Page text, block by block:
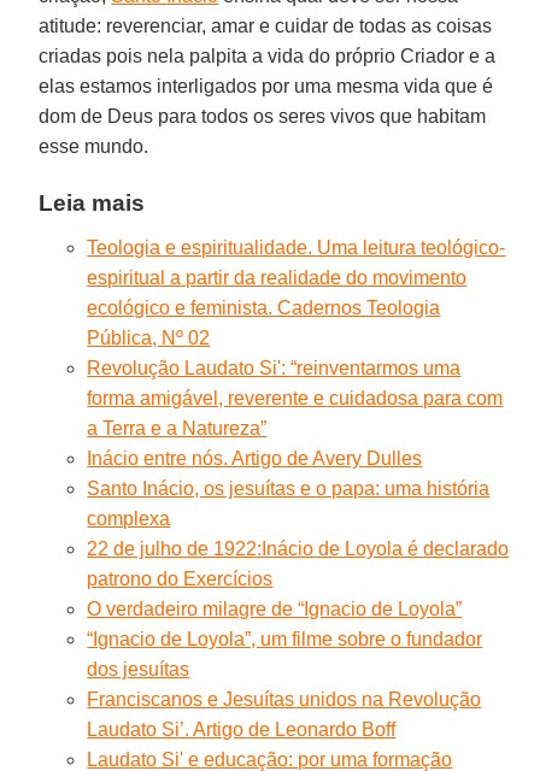
atitude: reverenciar, amar e cuidar de todas as coisas
criadas pois nela palpita a vida do próprio Criador e a
elas estamos interligados por uma mesma vida que é
dom de Deus para todos os seres vivos que habitam
esse mundo.
Leia mais
Teologia e espiritualidade. Uma leitura teológico-
espiritual a partir da realidade do movimento
ecológico e feminista. Cadernos Teologia
Pública, Nº 02
Revolução Laudato Si': “reinventarmos uma
forma amigável, reverente e cuidadosa para com
a Terra e a Natureza”
Inácio entre nós. Artigo de Avery Dulles
Santo Inácio, os jesuítas e o papa: uma história
complexa
22 de julho de 1922:Inácio de Loyola é declarado
patrono do Exercícios
O verdadeiro milagre de “Ignacio de Loyola”
“Ignacio de Loyola”, um filme sobre o fundador
dos jesuítas
Franciscanos e Jesuítas unidos na Revolução
Laudato Si’. Artigo de Leonardo Boff
Laudato Si' e educação: por uma formação